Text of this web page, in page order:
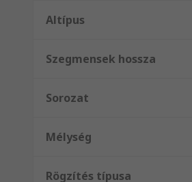
Altípus
Szegmensek hossza
Sorozat
Mélység
Rögzítés típusa